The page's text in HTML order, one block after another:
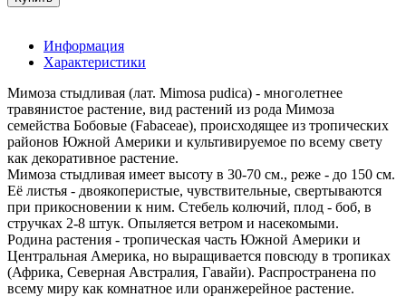
Информация
Характеристики
Мимоза стыдливая (лат. Mimosa pudica) - многолетнее
травянистое растение, вид растений из рода Мимоза
семейства Бобовые (Fabaceae), происходящее из тропических
районов Южной Америки и культивируемое по всему свету
как декоративное растение.
Мимоза стыдливая имеет высоту в 30-70 см., реже - до 150 см.
Её листья - двоякоперистые, чувствительные, свертываются
при прикосновении к ним. Стебель колючий, плод - боб, в
стручках 2-8 штук. Опыляется ветром и насекомыми.
Родина растения - тропическая часть Южной Америки и
Центральная Америка, но выращивается повсюду в тропиках
(Африка, Северная Австралия, Гавайи). Распространена по
всему миру как комнатное или оранжерейное растение.